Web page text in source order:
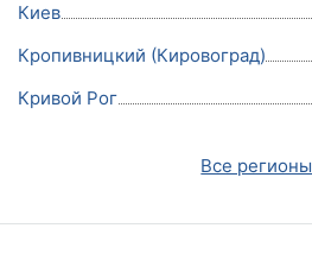
Киев
Кропивницкий (Кировоград)
Кривой Рог
Все регионы